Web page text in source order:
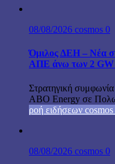
08/08/2026 cosmos 0
Όμιλος ΔΕΗ – Νέα
ΑΠΕ άνω των 2 GW
Στρατηγική συμφωνία
ABO Energy σε
ροή ειδήσεων
08/08/2026 cosmos 0